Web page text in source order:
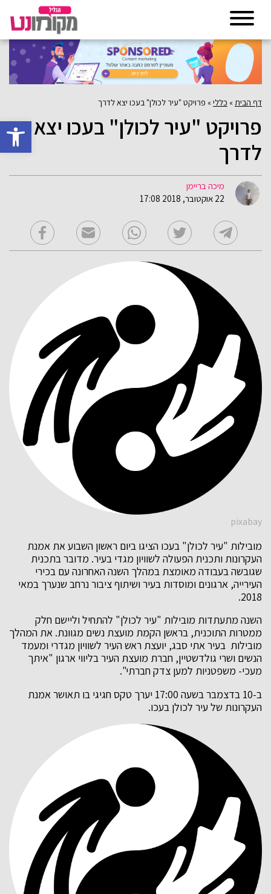
פתח
דף הבית » כללי» פרויקט "עיר לכולן" בעכו יצא לדרך
פרויקט "עיר לכולן" בעכו יצא
לדרך
מיכה בריימן
22 אוקטובר, 2018 17:08
pixabay
מובילות "עיר לכולן" בעכו הציגו ביום ראשון השבוע את אמנת
העקרונות ותכנית הפעולה לשוויון מגדי בעיר. מדובר בתכנית
שגובשה בעבודה מאומצת במהלך השנה האחרונה עם בכירי
העירייה, ארגונים ומוסדות בעיר ושיתוף ציבור נרחב שנערך במאי
2018.
השנה מתעתדות מובילות "עיר לכולן" להתחיל וליישם חלק
ממטרות התוכנית, בראשן הקמת מועצת נשים מגוונת. את המהלך
מובילות בעיר אתי סבג, יועצת ראש העיר לשוויון מגדרי ומעמד
הנשים ושרי גולדשטיין, חברת מועצת העיר בליווי ארגון "איתך
מעכי- משפטניות למען צדק חברתי".
ב-10 בדצמבר בשעה 17:00 יערך טקס חגיגי בו תאושר אמנת
העקרונות של עיר לכולן בעכו.